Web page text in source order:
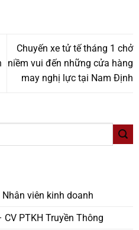
Chuyến xe tử tế tháng 1 chở
niềm vui đến những cửa hàng
may nghị lực tại Nam Định
viên kinh doanh
PTKH Truyền Thông